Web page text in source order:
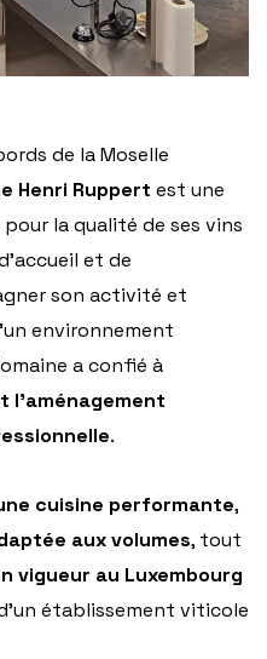
de la Moselle
Henri Ruppert est une
la qualité de ses vins
et de
son activité et
environnement
a confié à
l’aménagement
.
cuisine performante,
aux volumes, tout
vigueur au Luxembourg
établissement viticole